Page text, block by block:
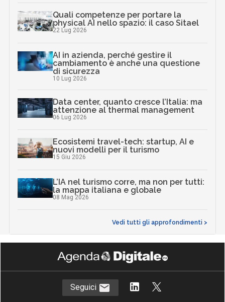
Quali competenze per portare la
physical AI nello spazio: il caso Sitael
22 Lug 2026
AI in azienda, perché gestire il
cambiamento è anche una questione
di sicurezza
10 Lug 2026
Data center, quanto cresce l’Italia: ma
attenzione al thermal management
06 Lug 2026
Ecosistemi travel-tech: startup, AI e
nuovi modelli per il turismo
15 Giu 2026
L’IA nel turismo corre, ma non per tutti:
la mappa italiana e globale
08 Mag 2026
Vedi tutti gli approfondimenti >
Seguici